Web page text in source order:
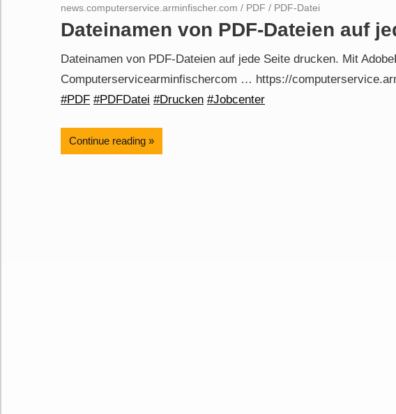
news.computerservice.arminfischer.com / PDF / PDF-Datei
Dateinamen von PDF-Dateien auf
Dateinamen von PDF-Dateien auf jede Seite drucken. Mit
Computerservicearminfischercom … https://
#PDF #PDFDatei #Drucken #Jobcenter
Continue reading